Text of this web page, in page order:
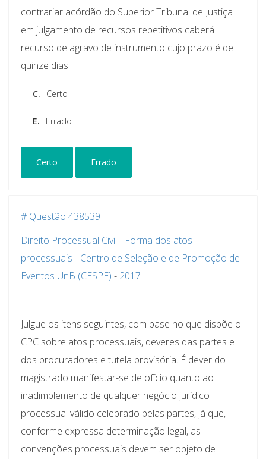
contrariar acórdão do Superior Tribunal de Justiça
em julgamento de recursos repetitivos caberá
recurso de agravo de instrumento cujo prazo é de
quinze dias.
C. Certo
E. Errado
Certo Errado
# Questão 438539
Direito Processual Civil - Forma dos atos
processuais - Centro de Seleção e de Promoção de
Eventos UnB (CESPE) - 2017
Julgue os itens seguintes, com base no que dispõe o
CPC sobre atos processuais, deveres das partes e
dos procuradores e tutela provisória. É dever do
magistrado manifestar-se de ofício quanto ao
inadimplemento de qualquer negócio jurídico
processual válido celebrado pelas partes, já que,
conforme expressa determinação legal, as
convenções processuais devem ser objeto de